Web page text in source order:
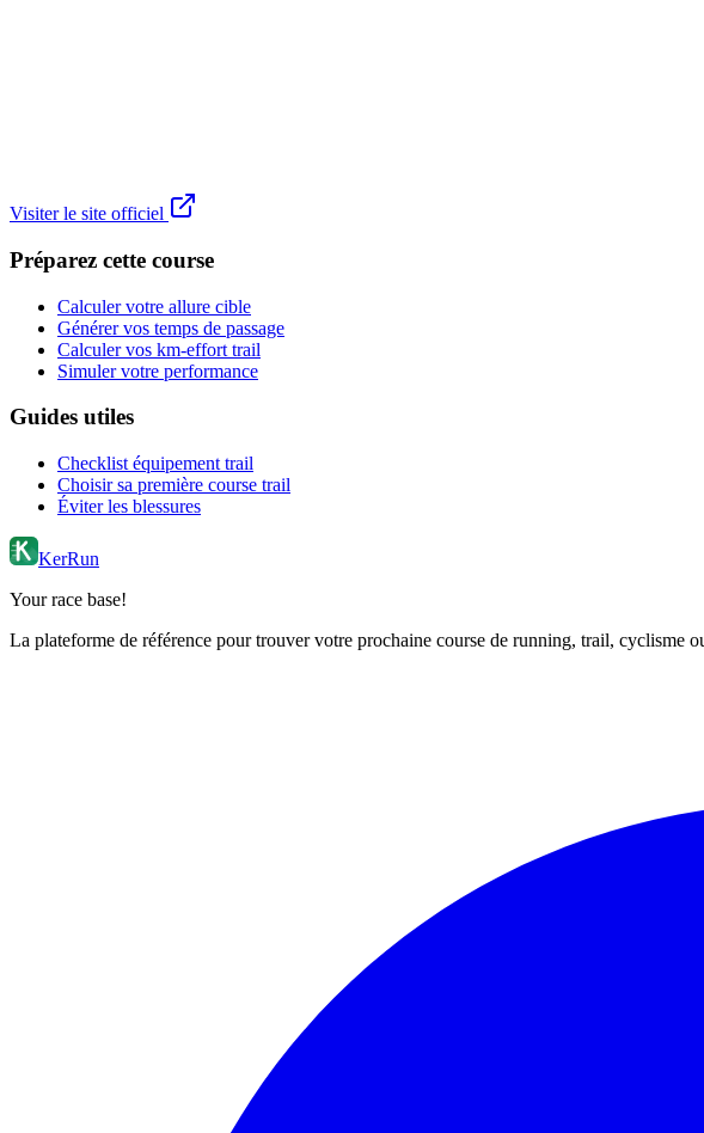
Visiter le site officiel
Préparez cette course
Calculer votre allure cible
Générer vos temps de passage
Calculer vos km-effort trail
Simuler votre performance
Guides utiles
Checklist équipement trail
Choisir sa première course trail
Éviter les blessures
KerRun
Your race base!
La plateforme de référence pour trouver votre prochaine course de running, trail, cyclisme